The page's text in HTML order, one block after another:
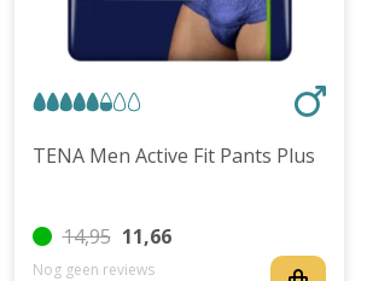
TENA Men Active Fit Pants Plus
14,95 11,66
Nog geen reviews